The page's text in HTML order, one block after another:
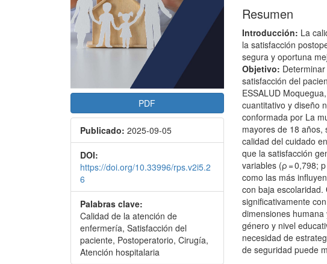
PDF
Publicado: 2025-09-05
DOI:
https://doi.org/10.33996/rps.v2i5.2
6
Palabras clave:
Calidad de la atención de
enfermería, Satisfacción del
paciente, Postoperatorio, Cirugía,
Atención hospitalaria
Resumen
Introducción: La
la satisfacción
segura y oportuna
Objetivo:
satisfacción del
ESSALUD
cuantitativo y diseño
conformada por La
mayores de 18 años,
calidad del cuidado
que la satisfacción
variables (ρ = 0,798;
como las más
con baja escolaridad.
significativamente
dimensiones
género y nivel
necesidad de
de seguridad puede